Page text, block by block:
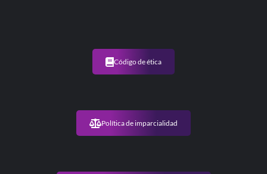
Código de ética
Política de imparcialidad